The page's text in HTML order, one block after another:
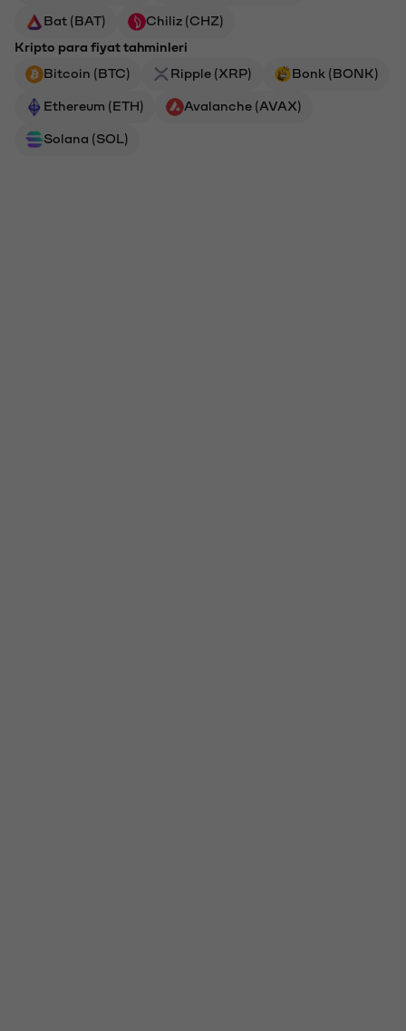
Bat (BAT)
Chiliz (CHZ)
Kripto para fiyat tahminleri
Bitcoin (BTC)
Ripple (XRP) Bonk (BONK)
Ethereum (ETH) Avalanche (AVAX)
Solana (SOL)